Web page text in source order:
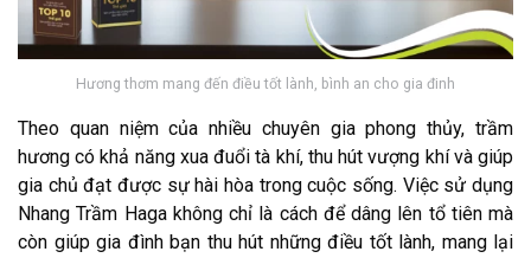
Hương thơm mang đến điều tốt lành, bình an cho gia đinh
Theo quan niệm của nhiều chuyên gia phong thủy, trầm
hương có khả năng xua đuổi tà khí, thu hút vượng khí và giúp
gia chủ đạt được sự hài hòa trong cuộc sống. Việc sử dụng
Nhang Trầm Haga không chỉ là cách để dâng lên tổ tiên mà
còn giúp gia đình bạn thu hút những điều tốt lành, mang lại